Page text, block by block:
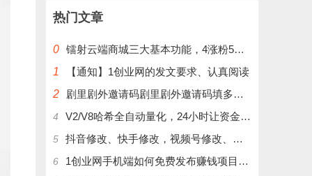
热门文章
0 镭射云端商城三大基本功能，4涨粉5涨播放量6挂铁，为你揭开真实的面纱!
1
【通知】1创业网的发文要求、认真阅读
2
剧里剧外邀请码剧里剧外邀请码填多少呢？
4 V2/V8哈希全自动量化，24小时让资金为你打工！
5 抖音修改、快手修改，视频号修改、大屏修改|橱窗修改|抖店修改|、招代理可单独购买
6 1创业网手机端如何免费发布赚钱项目文章